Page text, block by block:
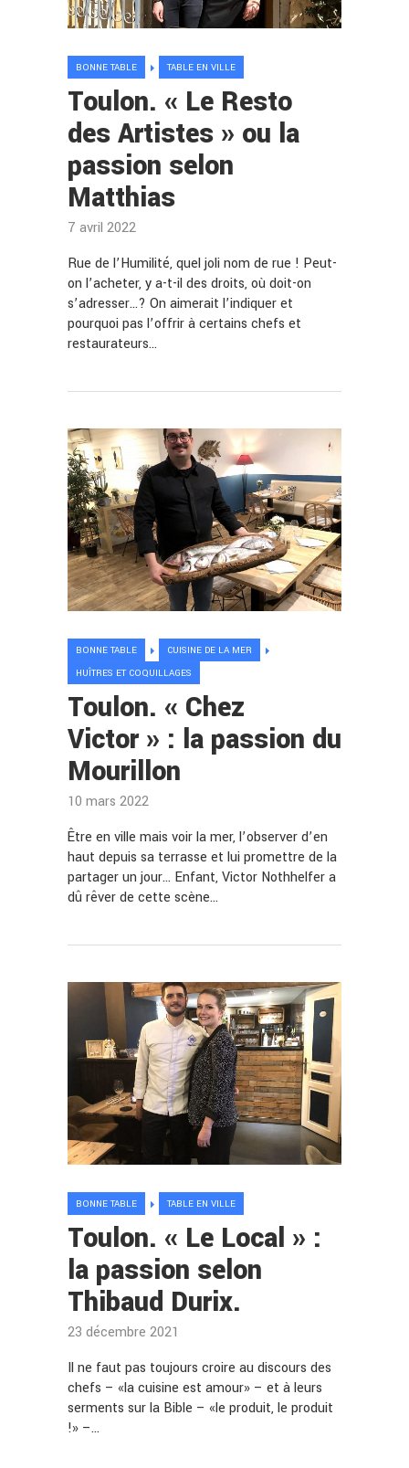
BONNE TABLE TABLE EN VILLE
Toulon. « Le Resto
des Artistes » ou la
passion selon
Matthias
7 avril 2022
Rue de l’Humilité, quel joli nom de rue ! Peut-
on l’acheter, y a-t-il des droits, où doit-on
s’adresser…? On aimerait l’indiquer et
pourquoi pas l’offrir à certains chefs et
restaurateurs…
BONNE TABLE
CUISINE DE LA MER
HUÎTRES ET COQUILLAGES
Toulon. « Chez
Victor » : la passion du
Mourillon
10 mars 2022
Être en ville mais voir la mer, l’observer d’en
haut depuis sa terrasse et lui promettre de la
partager un jour… Enfant, Victor Nothhelfer a
dû rêver de cette scène…
BONNE TABLE TABLE EN VILLE
Toulon. « Le Local » :
la passion selon
Thibaud Durix.
23 décembre 2021
Il ne faut pas toujours croire au discours des
chefs – «la cuisine est amour» – et à leurs
serments sur la Bible – «le produit, le produit
!» –…